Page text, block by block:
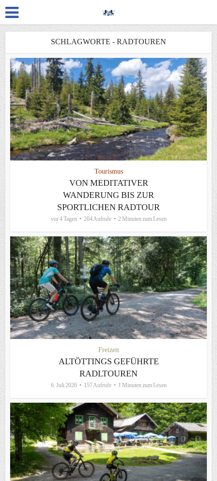
SCHLAGWORTE - RADTOUREN
Tourismus
VON MEDITATIVER
WANDERUNG BIS ZUR
SPORTLICHEN RADTOUR
vor 4 Tagen 204 Aufrufe 2 Minuten zum Lesen
Freizeit
ALTÖTTINGS GEFÜHRTE
RADLTOUREN
6. Juli 2026 157 Aufrufe 1 Minuten zum Lesen